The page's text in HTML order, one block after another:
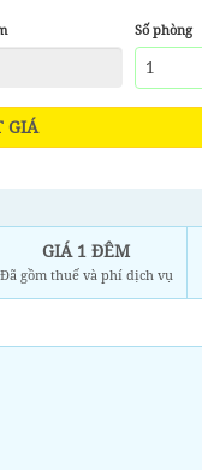
Số phòng
1
GIÁ
GIÁ 1 ĐÊM
Đã gồm thuế và phí dịch vụ